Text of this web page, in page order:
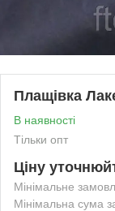
Плащівка
В наявності
Тільки опт
Ціну
Мінімальне
Мінімальна сума